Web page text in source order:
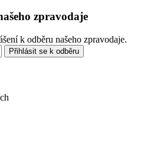
zpravodaje
k odběru našeho zpravodaje.
Přihlásit se k odběru